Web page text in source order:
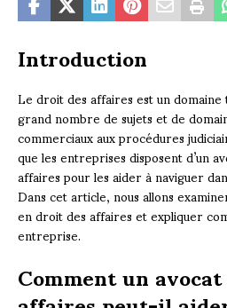
Introduction
Le droit des affaires est un
grand nombre de sujets et de
commerciaux aux procédures
que les entreprises disposent d’un
affaires pour les aider à naviguer
Dans cet article, nous allons
en droit des affaires et expliquer
entreprise.
Comment un